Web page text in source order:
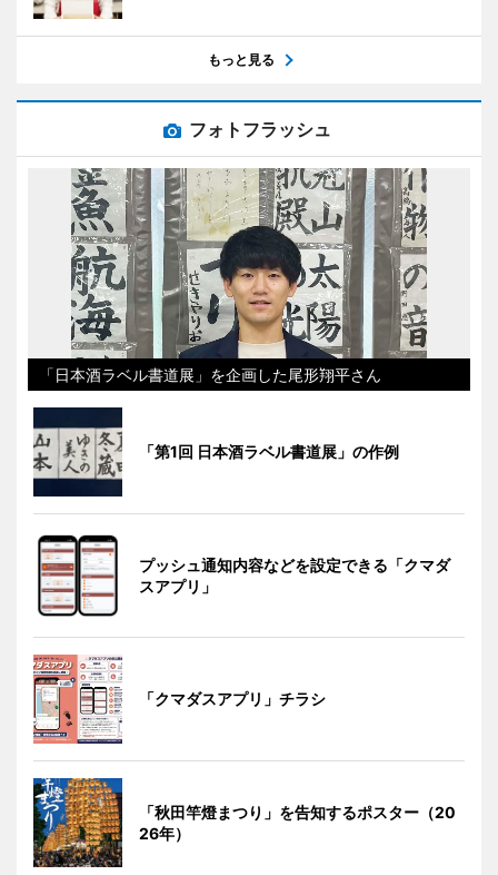
もっと見る
フォトフラッシュ
「日本酒ラベル書道展」を企画した尾形翔平さん
「第1回 日本酒ラベル書道展」の作例
プッシュ通知内容などを設定できる「クマダ
スアプリ」
「クマダスアプリ」チラシ
「秋田竿燈まつり」を告知するポスター（20
26年）